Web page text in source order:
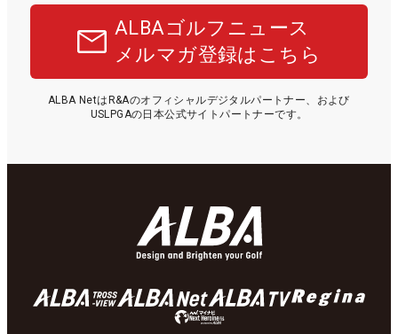
ALBAゴルフニュース
メルマガ登録はこちら
ALBA NetはR&Aのオフィシャルデジタルパートナー、および
USLPGAの日本公式サイトパートナーです。